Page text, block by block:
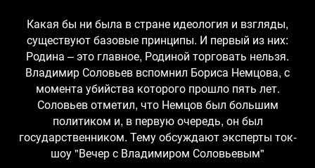
Какая бы ни была в стране идеология и взгляды,
существуют базовые принципы. И первый из них:
Родина – это главное, Родиной торговать нельзя.
Владимир Соловьев вспомнил Бориса Немцова, с
момента убийства которого прошло пять лет.
Соловьев отметил, что Немцов был большим
политиком и, в первую очередь, он был
государственником. Тему обсуждают эксперты ток-
шоу "Вечер с Владимиром Соловьевым"